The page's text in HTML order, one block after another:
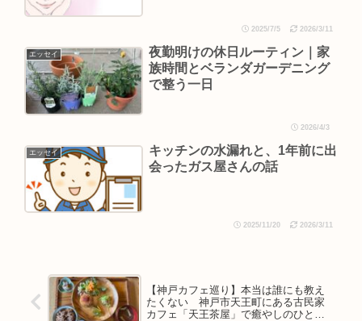
2025/7/5 2026/3/11
エッセイ
夜勤明けの休日ルーティン｜家
族時間とベランダガーデニング
で整う一日
2026/4/3
エッセイ
キッチンの水漏れと、1年前に出
会ったガス屋さんの話
2025/11/20 2026/3/11
【神戸カフェ巡り】本当は誰にも教え
たくない 神戸市天王町にある古民家
カフェ「天王茶屋」で癒やしのひとと